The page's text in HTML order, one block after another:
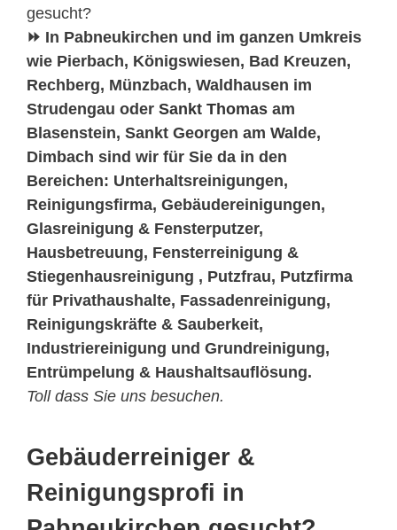
gesucht?
⏩ In Pabneukirchen und im ganzen Umkreis
wie Pierbach, Königswiesen, Bad Kreuzen,
Rechberg, Münzbach, Waldhausen im
Strudengau oder Sankt Thomas am
Blasenstein, Sankt Georgen am Walde,
Dimbach sind wir für Sie da in den
Bereichen: Unterhaltsreinigungen,
Reinigungsfirma, Gebäudereinigungen,
Glasreinigung & Fensterputzer,
Hausbetreuung, Fensterreinigung &
Stiegenhausreinigung , Putzfrau, Putzfirma
für Privathaushalte, Fassadenreinigung,
Reinigungskräfte & Sauberkeit,
Industriereinigung und Grundreinigung,
Entrümpelung & Haushaltsauflösung.
Toll dass Sie uns besuchen.
Gebäuderreiniger &
Reinigungsprofi in